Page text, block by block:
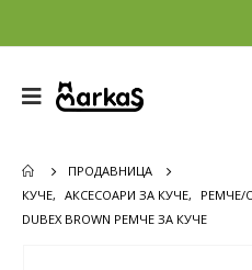
ПРОДАВНИЦА
КУЧЕ, АКСЕСОАРИ ЗА КУЧЕ,
РЕМЧЕ/
DUBEX BROWN РЕМЧЕ ЗА КУЧЕ